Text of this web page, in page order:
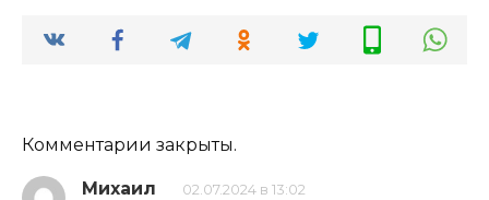
Комментарии закрыты.
Михаил 02.07.2024 в 13:02